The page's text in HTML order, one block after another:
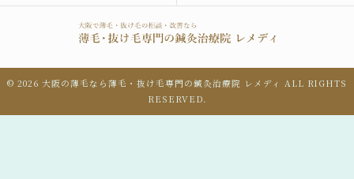
© 2026 大阪の薄毛なら薄毛・抜け毛専門の鍼灸治療院 レメディ ALL RIGHTS
RESERVED.